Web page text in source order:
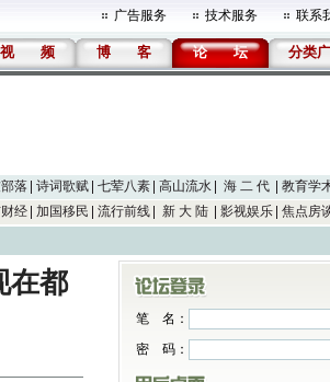
广告服务 技术服务 联系
视 频 博 客 论 坛 分类
落 诗词歌赋 七荤八素 高山流水 海 二 代 教育学
经 加国移民 流行前线 新 大 陆 影视娱乐 焦点房
在都
笔 名：
密 码：